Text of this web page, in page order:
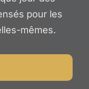
pour les
mêmes.